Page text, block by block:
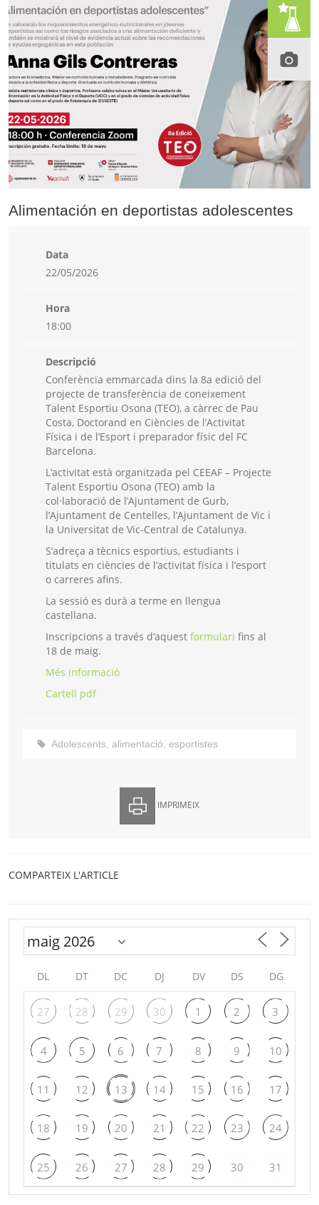
Alimentación en deportistas adolescentes
Data
22/05/2026
Hora
18:00
Descripció
Conferència emmarcada dins la 8a edició del
projecte de transferència de coneixement
Talent Esportiu Osona (TEO), a càrrec de Pau
Costa, Doctorand en Ciències de l’Activitat
Física i de l’Esport i preparador físic del FC
Barcelona.
L’activitat està organitzada pel CEEAF – Projecte
Talent Esportiu Osona (TEO) amb la
col·laboració de l’Ajuntament de Gurb,
l’Ajuntament de Centelles, l’Ajuntament de Vic i
la Universitat de Vic-Central de Catalunya.
S’adreça a tècnics esportius, estudiants i
titulats en ciències de l’activitat física i l’esport
o carreres afins.
La sessió es durà a terme en llengua
castellana.
Inscripcions a través d’aquest formulari fins al
18 de maig.
Més informació
Cartell pdf
Adolescents, alimentació, esportistes
IMPRIMEIX
COMPARTEIX L'ARTICLE
DL DT DC DJ DV DS DG
27 28 29 30 1 2 3
4 5 6 7 8 9 10
11 12 13 14 15 16 17
18 19 20 21 22 23 24
25 26 27 28 29 30 31